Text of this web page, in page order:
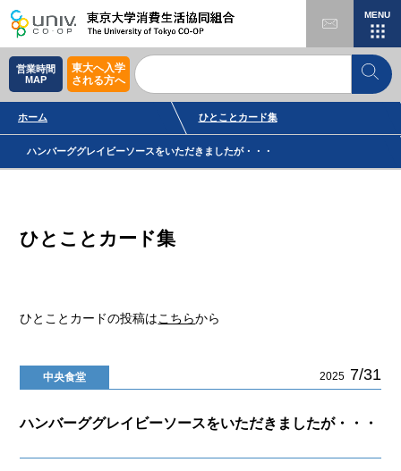
MENU
営業時間
MAP
東大へ入学
される方へ
ホーム ひとことカード集
ハンバーググレイビーソースをいただきましたが・・・
ひとことカード集
ひとことカードの投稿はこちらから
中央食堂 2025 7/31
ハンバーググレイビーソースをいただきましたが・・・